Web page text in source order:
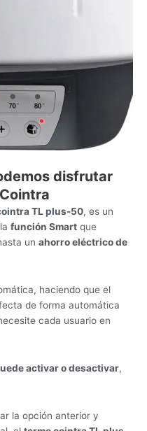
disfrutar
TL plus-50, es un
función Smart que
un ahorro eléctrico de
haciendo que el
de forma automática
cada usuario en
activar o desactivar,
la opción anterior y